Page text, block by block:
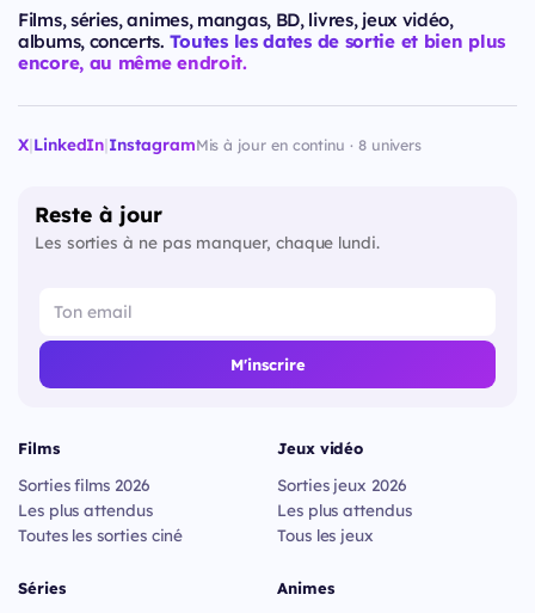
Films, séries, animes, mangas, BD, livres, jeux vidéo,
albums, concerts. Toutes les dates de sortie et bien plus
encore, au même endroit.
X|LinkedIn|InstagramMis à jour en continu · 8 univers
Reste à jour
Les sorties à ne pas manquer, chaque lundi.
M'inscrire
Films
Sorties films 2026
Les plus attendus
Toutes les sorties ciné
Séries
Jeux vidéo
Sorties jeux 2026
Les plus attendus
Tous les jeux
Animes